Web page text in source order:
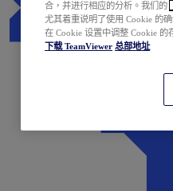
合，并进行相应的分析。我们的
尤其着重说明了使用 Cookie 的
在 Cookie 设置中调整 Cookie 的
下载 TeamViewer 总部地址